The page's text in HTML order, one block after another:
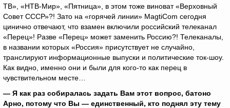
ТВ», «НТВ-Мир», «Пятница», в этом тоже виноват «Верховный
Совет СССР»?! Зато на «горячей линии» MagtiCom сегодня
цинично отвечают, что взамен включили российский телеканал
«Перец»! Разве «Перец» может заменить Россию?! Телеканалы,
в названии которых «Россия» присутствует не случайно,
транслируют информационные выпуски и политические ток-шоу.
Как видно, именно они и были для кого-то как перец в
чувствительном месте…
— Я как раз собиралась задать Вам этот вопрос, батоно
Арно, потому что Вы — единственный, кто поднял эту тему